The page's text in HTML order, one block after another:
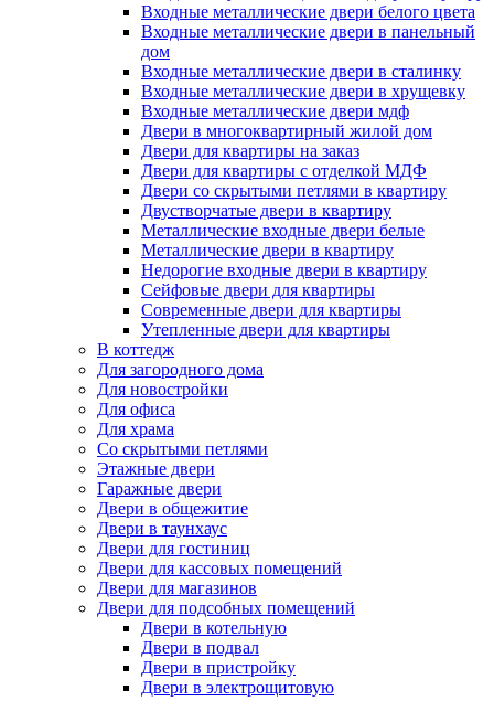
Входные металлические двери белого цвета
Входные металлические двери в панельный
дом
Входные металлические двери в сталинку
Входные металлические двери в хрущевку
Входные металлические двери мдф
Двери в многоквартирный жилой дом
Двери для квартиры на заказ
Двери для квартиры с отделкой МДФ
Двери со скрытыми петлями в квартиру
Двустворчатые двери в квартиру
Металлические входные двери белые
Металлические двери в квартиру
Недорогие входные двери в квартиру
Сейфовые двери для квартиры
Современные двери для квартиры
Утепленные двери для квартиры
В коттедж
Для загородного дома
Для новостройки
Для офиса
Для храма
Со скрытыми петлями
Этажные двери
Гаражные двери
Двери в общежитие
Двери в таунхаус
Двери для гостиниц
Двери для кассовых помещений
Двери для магазинов
Двери для подсобных помещений
Двери в котельную
Двери в подвал
Двери в пристройку
Двери в электрощитовую